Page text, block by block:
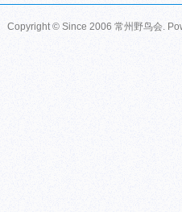
Copyright © Since 2006 常州野鸟会.